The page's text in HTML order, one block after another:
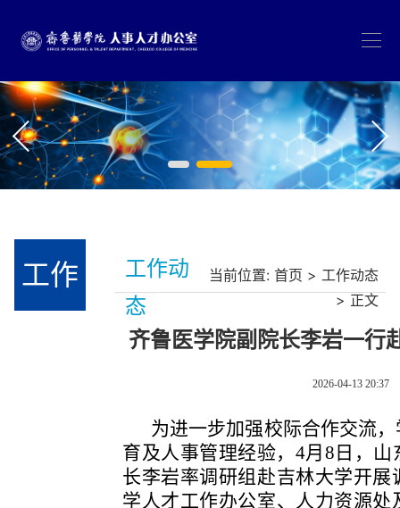
工作
工作动
态
当前位置: 首页 > 工作动态
> 正文
齐鲁医学院副院长李岩一行
2026-04-13 20:37
为进一步加强校际合作交流
育及人事管理经验， 4月8日，山
长李岩率调研组赴吉林大学开
学人才工作办公室、人力资源